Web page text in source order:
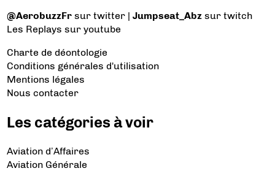
@AerobuzzFr sur twitter |Jumpseat_Abz sur twitch
Les Replays sur youtube
Charte de déontologie
Conditions générales d'utilisation
Mentions légales
Nous contacter
Les catégories à voir
Aviation d’Affaires
Aviation Générale